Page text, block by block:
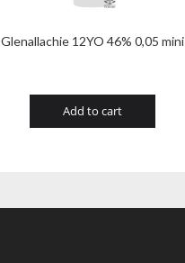
Glenallachie 12YO 46% 0,05 mini
Add to cart